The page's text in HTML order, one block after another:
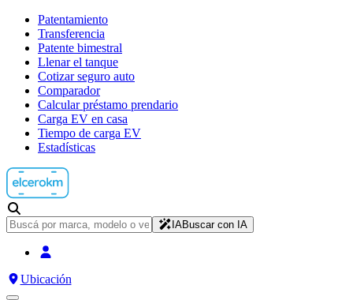
Patentamiento
Transferencia
Patente bimestral
Llenar el tanque
Cotizar seguro auto
Comparador
Calcular préstamo prendario
Carga EV en casa
Tiempo de carga EV
Estadísticas
IABuscar con IA
Ubicación